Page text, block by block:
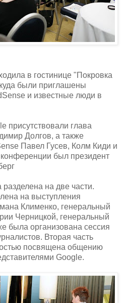
в гостинице "Покровка
были приглашены
и известные люди в
присутствовали глава
Долгов, а также
Павел Гусев, Колм Киди и
был президент
на две части.
на выступления
Клименко, генеральный
Черницкой, генеральный
была организована сессия
Вторая часть
посвящена общению
Google.